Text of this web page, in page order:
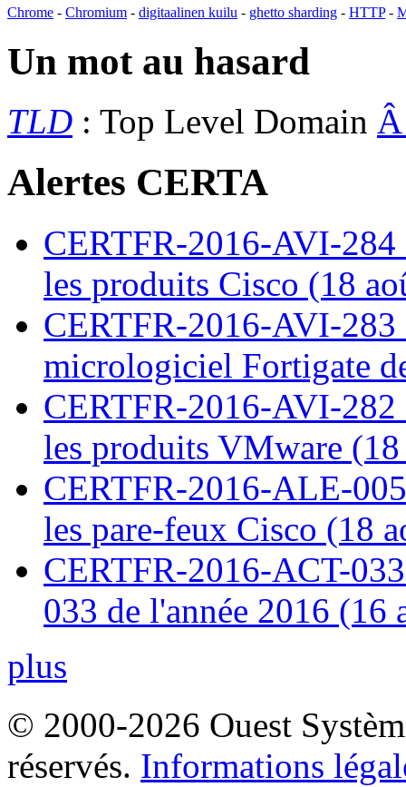
Chrome - Chromium - digitaalinen kuilu - ghetto sharding - HTTP-
Un mot au hasard
TLD : Top Level Domain
Alertes CERTA
CERTFR-2016-AVI-
les produits Cisco (18
CERTFR-2016-AVI-
micrologiciel Fortigate
CERTFR-2016-AVI-
les produits VMware
CERTFR-2016-ALE-
les pare-feux Cisco (18
CERTFR-2016-ACT-
033 de l'année 2016 (16
plus
© 2000-2026 Ouest
réservés. Informations